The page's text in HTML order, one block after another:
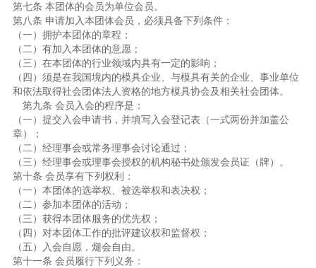
第七条 本团体的会员为单位会员。
第八条 申请加入本团体会员，必须具备下列条件：
（一）拥护本团体的章程；
（二）有加入本团体的意愿；
（三）在本团体的行业领域内具有一定的影响；
（四）须是在我国境内的模具企业、与模具有关的企业、事业单位
和依法取得社会团体法人资格的地方模具协会及相关社会团体。
第九条 会员入会的程序是：
（一）提交入会申请书，并填写入会登记表（一式两份并加盖公
章）；
（二）经理事会或常务理事会讨论通过；
（三）经理事会或理事会授权的机构秘书处颁发会员证（牌）。
第十条 会员享有下列权利：
（一）本团体的选举权、被选举权和表决权；
（二）参加本团体的活动；
（三）获得本团体服务的优先权；
（四）对本团体工作的批评建议权和监督权；
（五）入会自愿，煺会自由。
第十一条 会员履行下列义务：